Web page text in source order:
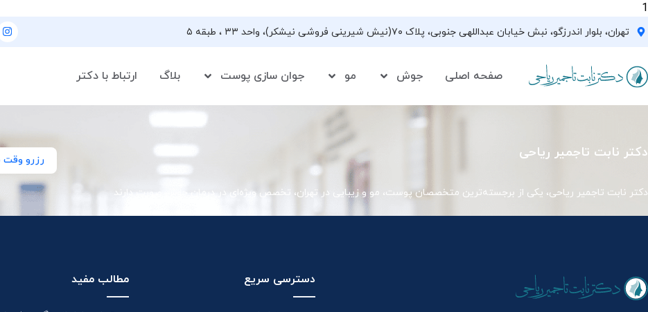
1
تهران، بلوار اندرزگو، نبش خیابان عبداللهی جنوبی، پلاک ۷۰(نیش شیرینی فروشی نیشکر)، واحد ۳۳ ، طبقه ۵
صفحه اصلی جوش مو جوان سازی پوست بلاگ ارتباط با دکتر
دکتر نابت تاجمیر ریاحی
دکتر نابت تاجمیر ریاحی، یکی از برجسته‌ترین متخصصان پوست، مو و زیبایی در تهران، تخصص ویژه‌ای در درمان جوش صورت دارند
رزرو وقت
دسترسی سریع مطالب مفید